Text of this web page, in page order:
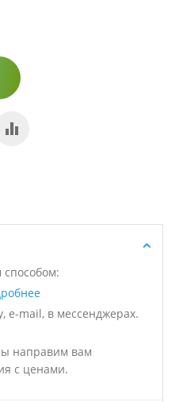
e-mail, в мессенджерах.
направим вам
с ценами.